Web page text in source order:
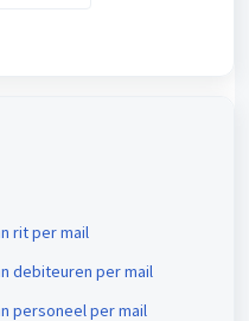
rit per mail
debiteuren per mail
personeel per mail